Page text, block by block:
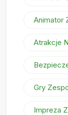
Animator
Atrakcje
Gry
Impreza